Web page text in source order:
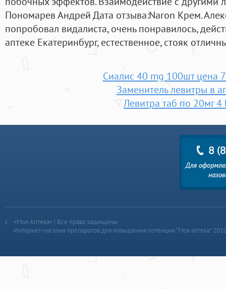
Пономарев Андрей Дата отзыва:Naron Крем.
попробовал видалиста, очень понравилось,
аптеке Екатеринбург, естественное, стояк
Сиалис 40 mg 100шт цена
Заменитель левитры в
Левитра таб по 20мг 4
«Моя Аптека» | Все права защищены
Интернет-магазин препаратов для повышения потенции “Моя аптека”